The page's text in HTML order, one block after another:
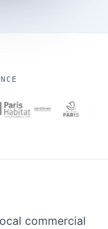
commercial